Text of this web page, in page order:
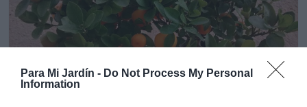
Para Mi Jardín - Do Not Process My Personal
Information